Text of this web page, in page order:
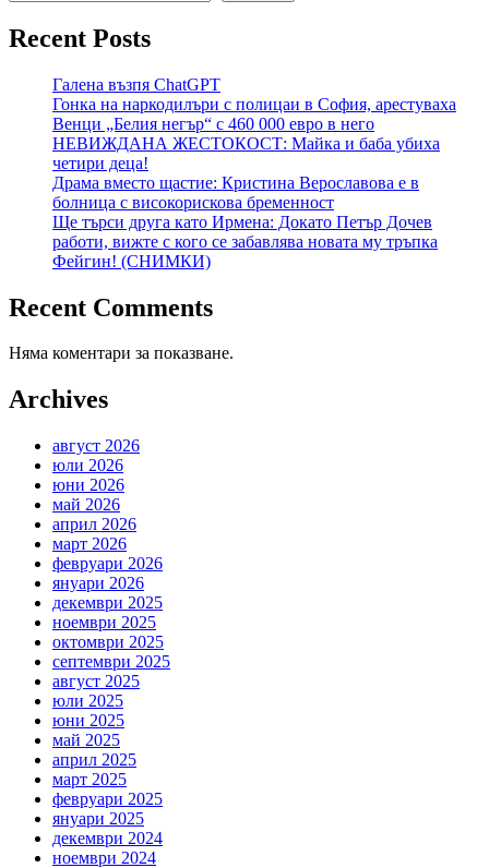
Recent Posts
Галена възпя ChatGPT
Гонка на наркодилъри с полицаи в София, арестуваха
Венци „Белия негър“ с 460 000 евро в него
НЕВИЖДАНА ЖЕСТОКОСТ: Майка и баба убиха
четири деца!
Драма вместо щастие: Кристина Верославова е в
болница с високорискова бременност
Ще търси друга като Ирмена: Докато Петър Дочев
работи, вижте с кого се забавлява новата му тръпка
Фейгин! (СНИМКИ)
Recent Comments
Няма коментари за показване.
Archives
август 2026
юли 2026
юни 2026
май 2026
април 2026
март 2026
февруари 2026
януари 2026
декември 2025
ноември 2025
октомври 2025
септември 2025
август 2025
юли 2025
юни 2025
май 2025
април 2025
март 2025
февруари 2025
януари 2025
декември 2024
ноември 2024